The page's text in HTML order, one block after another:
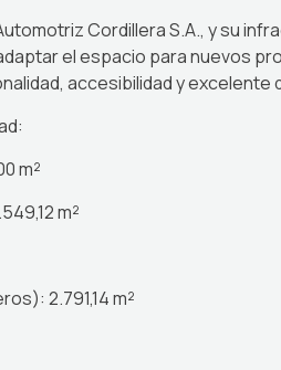
Cordillera S.A., y su
el espacio para nuevos
accesibilidad y excelente
m²
m²
2.791,14 m²